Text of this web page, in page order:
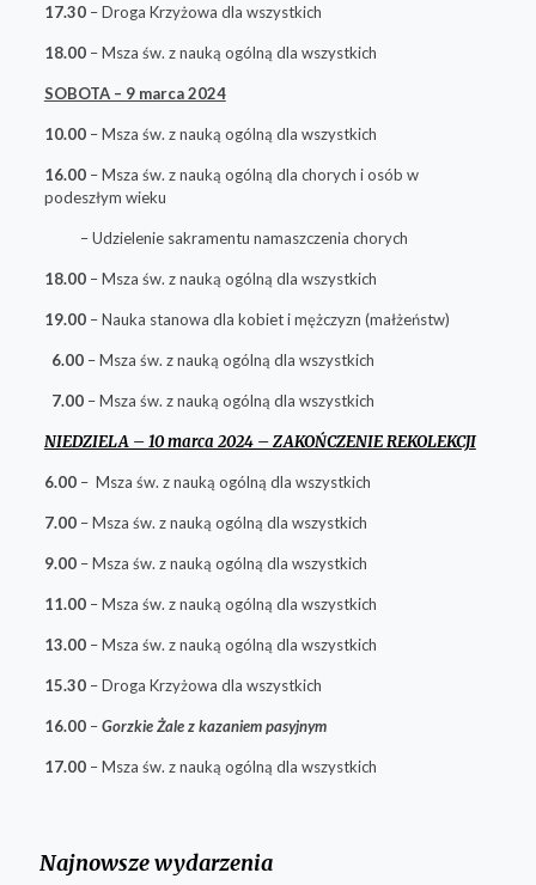
17.30– Droga Krzyżowa dla wszystkich
18.00– Msza św. z nauką ogólną dla wszystkich
SOBOTA – 9 marca 2024
10.00– Msza św. z nauką ogólną dla wszystkich
16.00– Msza św. z nauką ogólną dla chorych i osób w
podeszłym wieku
– Udzielenie sakramentu namaszczenia chorych
18.00– Msza św. z nauką ogólną dla wszystkich
19.00– Nauka stanowa dla kobiet i mężczyzn (małżeństw)
6.00– Msza św. z nauką ogólną dla wszystkich
7.00– Msza św. z nauką ogólną dla wszystkich
NIEDZIELA – 10 marca 2024 – ZAKOŃCZENIE REKOLEKCJI
6.00– Msza św. z nauką ogólną dla wszystkich
7.00– Msza św. z nauką ogólną dla wszystkich
9.00– Msza św. z nauką ogólną dla wszystkich
11.00– Msza św. z nauką ogólną dla wszystkich
13.00– Msza św. z nauką ogólną dla wszystkich
15.30– Droga Krzyżowa dla wszystkich
16.00–Gorzkie Żale z kazaniem pasyjnym
17.00– Msza św. z nauką ogólną dla wszystkich
Najnowsze wydarzenia